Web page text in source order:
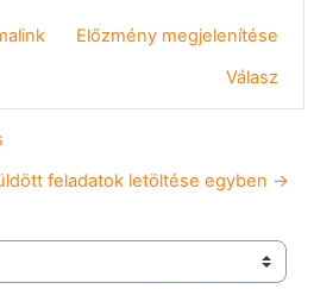
Előzmény megjelenítése
Válasz
feladatok letöltése egyben →